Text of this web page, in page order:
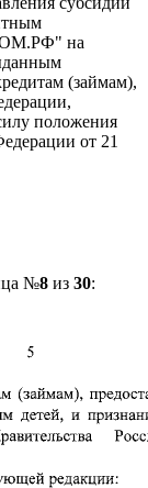
на
(займам),
положения
от 21
№8из 30: